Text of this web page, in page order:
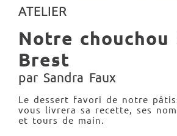
ATELIER
Notre chouchou
Brest
par Sandra Faux
Le dessert favori de notre
vous livrera sa recette, ses
et tours de main.